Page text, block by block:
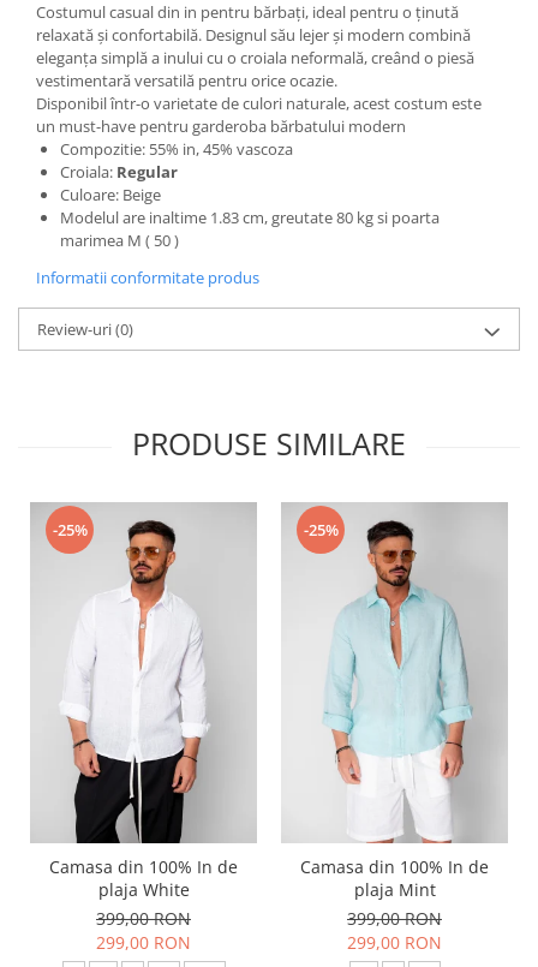
Costumul casual din in pentru bărbați, ideal pentru o ținută
relaxată și confortabilă. Designul său lejer și modern combină
eleganța simplă a inului cu o croiala neformală, creând o piesă
vestimentară versatilă pentru orice ocazie.
Disponibil într-o varietate de culori naturale, acest costum este
un must-have pentru garderoba bărbatului modern
Compozitie: 55% in, 45% vascoza
Croiala: Regular
Culoare: Beige
Modelul are inaltime 1.83 cm, greutate 80 kg si poarta
marimea M ( 50 )
Informatii conformitate produs
Review-uri(0)
PRODUSE SIMILARE
-25%
Camasa din 100% In de
plaja White
399,00 RON
299,00 RON
-25%
Camasa din 100% In de
plaja Mint
399,00 RON
299,00 RON